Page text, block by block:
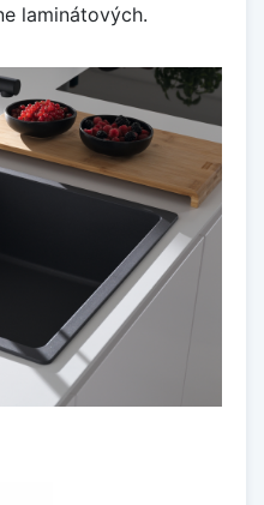
laminátových.